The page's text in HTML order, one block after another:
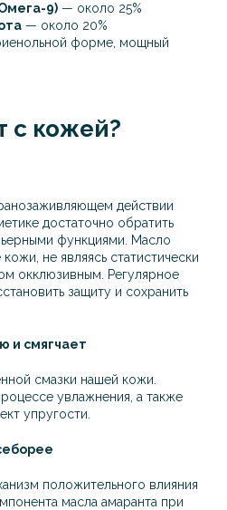
9) — около 25%
— около 20%
форме, мощный
с кожей?
действии
достаточно обратить
функциями. Масло
не являясь статистически
окклюзивным. Регулярное
защиту и сохранить
и смягчает
смазки нашей кожи.
увлажнения, а также
упругости.
положительного влияния
масла амаранта при